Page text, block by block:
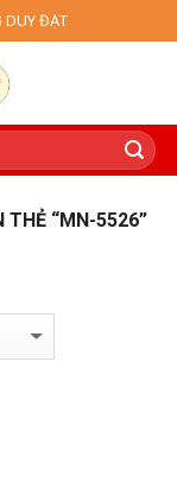
DUY ĐẠT
THẺ “MN-5526”